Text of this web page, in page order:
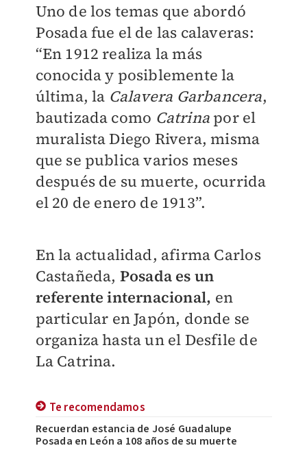
Uno de los temas que abordó
Posada fue el de las calaveras:
“En 1912 realiza la más
conocida y posiblemente la
última, la Calavera Garbancera,
bautizada como Catrinapor el
muralista Diego Rivera, misma
que se publica varios meses
después de su muerte, ocurrida
el 20 de enero de 1913”.
En la actualidad, afirma Carlos
Castañeda, Posada es un
referente internacional, en
particular en Japón, donde se
organiza hasta un el Desfile de
La Catrina.
Te recomendamos
Recuerdan estancia de José Guadalupe
Posada en León a 108 años de su muerte